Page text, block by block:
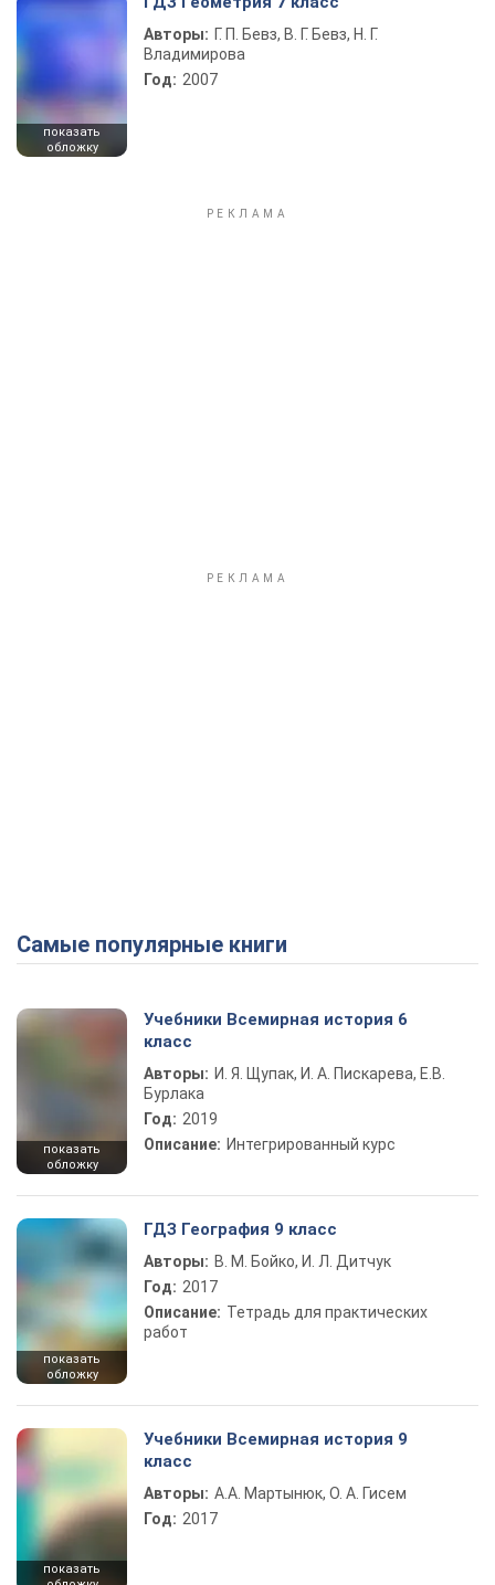
показать
обложку
Авторы: Г. П. Бевз, В. Г. Бевз, Н. Г.
Владимирова
Год: 2007
Самые популярные книги
показать
обложку
Учебники Всемирная история 6
класс
Авторы: И. Я. Щупак, И. А. Пискарева, Е.В.
Бурлака
Год: 2019
Описание: Интегрированный курс
показать
обложку
ГДЗ География 9 класс
Авторы: В. М. Бойко, И. Л. Дитчук
Год: 2017
Описание: Тетрадь для практических
работ
показать
Учебники Всемирная история 9
класс
Авторы: А.А. Мартынюк, О. А. Гисем
Год: 2017